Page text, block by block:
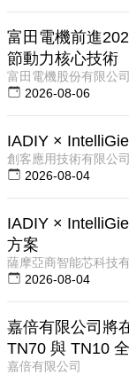
富田電機前進
節動力核心技術
富田電機股份有限公司
2026-08-06
IADIY ×
創客應用技術有限公司
2026-08-04
IADIY ×
方案
薩摩亞商智能芯科技
2026-08-04
嘉倍有限公司將
TN70 與 TN10
嘉倍有限公司